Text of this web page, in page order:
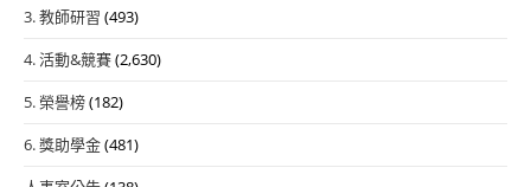
3. 教師研習 (493)
4. 活動&競賽(2,630)
5. 榮譽榜(182)
6. 獎助學金(481)